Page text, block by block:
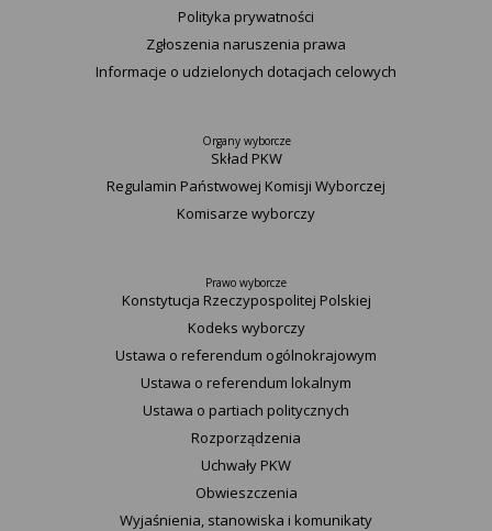
Polityka prywatności
Zgłoszenia naruszenia prawa
Informacje o udzielonych dotacjach celowych
Organy wyborcze
Skład PKW
Regulamin Państwowej Komisji Wyborczej
Komisarze wyborczy
Prawo wyborcze
Konstytucja Rzeczypospolitej Polskiej​
Kodeks wyborczy
Ustawa o referendum ogólnokrajowym
Ustawa o referendum lokalnym
Ustawa o partiach politycznych
Rozporządzenia
Uchwały PKW
Obwieszczenia
Wyjaśnienia, stanowiska i komunikaty